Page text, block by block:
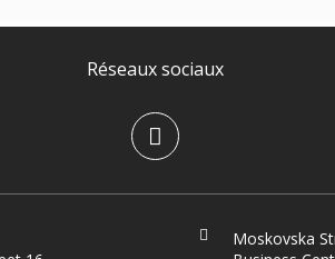
Réseaux sociaux
Moskovska